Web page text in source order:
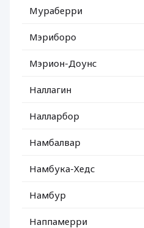
Мураберри
Мэриборо
Мэрион-Доунс
Наллагин
Налларбор
Намбалвар
Намбука-Хедс
Намбур
Наппамерри